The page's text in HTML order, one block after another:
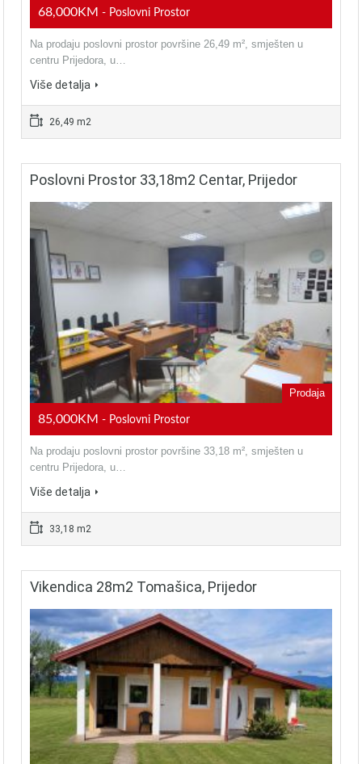
68,000KM - Poslovni Prostor
Na prodaju poslovni prostor površine 26,49 m², smješten u
centru Prijedora, u…
Više detalja
26,49 m2
Poslovni Prostor 33,18m2 Centar, Prijedor
Prodaja
85,000KM - Poslovni Prostor
Na prodaju poslovni prostor površine 33,18 m², smješten u
centru Prijedora, u…
Više detalja
33,18 m2
Vikendica 28m2 Tomašica, Prijedor